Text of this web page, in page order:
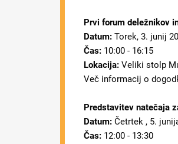
Prvi forum deležnikov
Datum: Torek, 3. junij
Čas: 10:00 - 16:15
Lokacija: Veliki stolp
Več informacij o
Predstavitev natečaja
Datum: Četrtek , 5.
Čas: 12:00 - 13:30